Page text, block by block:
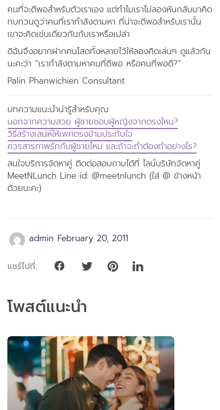
คนที่จะดีพอสำหรับตัวเราเอง แต่ทำไมเราไม่ลองหันกลับมาคิด
ทบทวนดูว่าคนที่เรากำลังตามหา ที่น่าจะดีพอสำหรับเรานั้น
เขาจะคิดเช่นเดียวกันกับเราหรือเปล่า
ดิฉันจึงอยากฝากคนโสดทั้งหลายไว้ให้ลองคิดเล่นๆ ดูแล้วกัน
นะคะว่า ”เรากำลังตามหาคนที่ดีพอ หรือคนที่พอดี?”
Palin Phanwichien Consultant
บทความแนะนำน่ารู้สำหรับคุณ
นอกจากความสวย ผู้ชายชอบผู้หญิงจากตรงไหน?
วิธีสร้างเสน่ห์ให้เพศตรงข้ามประทับใจ
ควรสารภาพรักกับผู้ชายไหม และถ้าจะทำต้องทำอย่างไร?
สนใจบริการจัดหาคู่ ติดต่อสอบถามได้ที่ ไลน์บริษัทจัดหาคู่
MeetNLunch Line id: @meetnlunch (ใส่ @ ข้างหน้า
ด้วยนะคะ)
admin February 20, 2011
แชร์ไปที่:
โพสต์แนะนำ